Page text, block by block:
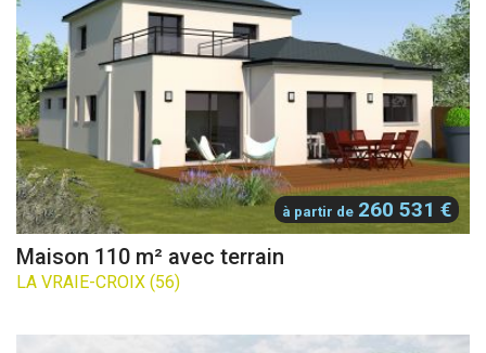
à partir de 260 531 €
Maison 110 m² avec terrain
LA VRAIE-CROIX (56)